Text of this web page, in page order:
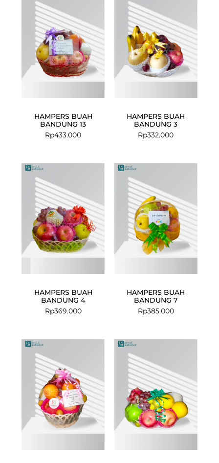
HAMPERS BUAH
BANDUNG 13
Rp433.000
HAMPERS BUAH
BANDUNG 3
Rp332.000
HAMPERS BUAH
BANDUNG 4
Rp369.000
HAMPERS BUAH
BANDUNG 7
Rp385.000